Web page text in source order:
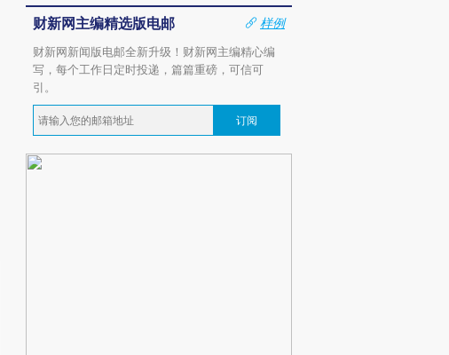
财新网主编精选版电邮
样例
财新网新闻版电邮全新升级！财新网主编精心编
写，每个工作日定时投递，篇篇重磅，可信可
引。
订阅